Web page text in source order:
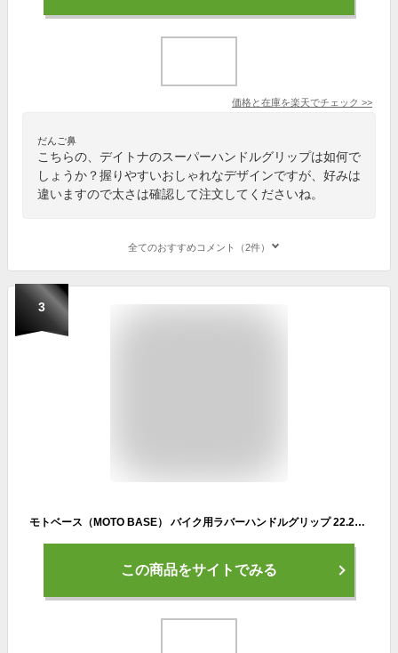
価格と在庫を楽天でチェック >>
だんご鼻
こちらの、デイトナのスーパーハンドルグリップは如何で
しょうか？握りやすいおしゃれなデザインですが、好みは
違いますので太さは確認して注文してくださいね。
全てのおすすめコメント（2件）
3
モトベース（MOTO BASE） バイク用ラバーハンドルグリップ 22.2mm(7/8) 貫通 汎用 MBGLP-01（ブラック/オレンジ）
この商品をサイトでみる